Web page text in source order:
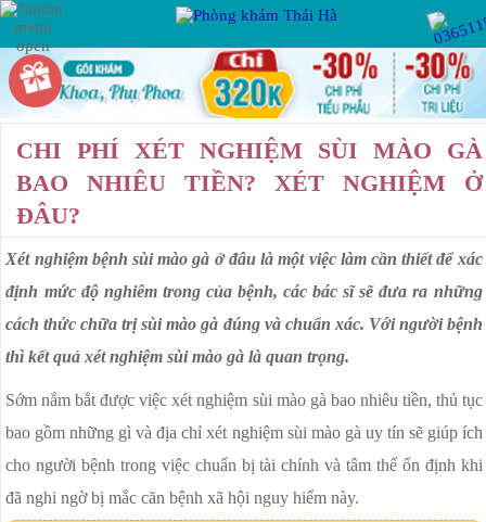
Hotline: Miễn phí tư vấn
PHỤ KHOA
VIÊM PHỤ KHOA
VIÊM VÙNG CHẬU
VIÊM ỐNG DẪN TRỨNG
VIÊM LỘ TUYẾN CỔ TỬ CUNG
U XƠ CỔ TỬ CUNG
RỐI LOẠN KINH NGUYỆT
KHÍ HƯ BẤT THƯỜNG
NGỨA ÂM ĐẠO
KẾ HOẠCH HÓA
BỆNH HẬU MÔN
CHI PHÍ XÉT NGHIỆM SÙI MÀO GÀ
BAO NHIÊU TIỀN? XÉT NGHIỆM Ở
ĐÂU?
Xét nghiệm bệnh sùi mào gà ở đâu là một việc làm cần thiết để xác
định mức độ nghiêm trong của bệnh, các bác sĩ sẽ đưa ra những
cách thức chữa trị sùi mào gà đúng và chuẩn xác. Với người bệnh
thì kết quả xét nghiệm sùi mào gà là quan trọng.
Sớm nắm bắt được việc xét nghiệm sùi mào gà bao nhiêu tiền, thủ tục
bao gồm những gì và địa chỉ xét nghiệm sùi mào gà uy tín sẽ giúp ích
cho người bệnh trong việc chuẩn bị tài chính và tâm thế ổn định khi
đã nghi ngờ bị mắc căn bệnh xã hội nguy hiểm này.